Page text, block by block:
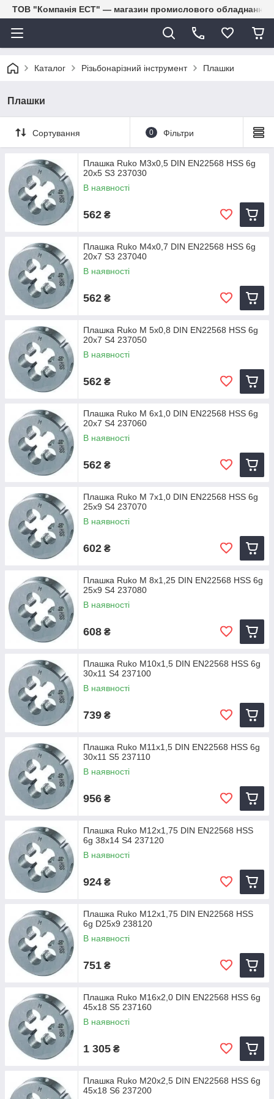
ТОВ "Компанія ЕСТ" — магазин промислового обладнання
Каталог Різьбонарізний інструмент Плашки
Плашки
Сортування 0 Фільтри
Плашка Ruko M3x0,5 DIN EN22568 HSS 6g
20x5 S3 237030
В наявності
562 ₴
Плашка Ruko M4x0,7 DIN EN22568 HSS 6g
20x7 S3 237040
В наявності
562 ₴
Плашка Ruko M 5x0,8 DIN EN22568 HSS 6g
20x7 S4 237050
В наявності
562 ₴
Плашка Ruko M 6x1,0 DIN EN22568 HSS 6g
20x7 S4 237060
В наявності
562 ₴
Плашка Ruko M 7x1,0 DIN EN22568 HSS 6g
25x9 S4 237070
В наявності
602 ₴
Плашка Ruko M 8x1,25 DIN EN22568 HSS 6g
25x9 S4 237080
В наявності
608 ₴
Плашка Ruko M10x1,5 DIN EN22568 HSS 6g
30x11 S4 237100
В наявності
739 ₴
Плашка Ruko M11x1,5 DIN EN22568 HSS 6g
30x11 S5 237110
В наявності
956 ₴
Плашка Ruko M12x1,75 DIN EN22568 HSS
6g 38x14 S4 237120
В наявності
924 ₴
Плашка Ruko M12x1,75 DIN EN22568 HSS
6g D25х9 238120
В наявності
751 ₴
Плашка Ruko M16x2,0 DIN EN22568 HSS 6g
45x18 S5 237160
В наявності
1 305 ₴
Плашка Ruko M20x2,5 DIN EN22568 HSS 6g
45x18 S6 237200